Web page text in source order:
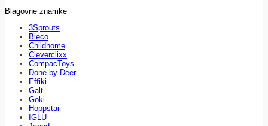
Blagovne znamke
3Sprouts
Bieco
Childhome
Cleverclixx
CompacToys
Done by Deer
Effiki
Galt
Goki
Hoppstar
IGLU